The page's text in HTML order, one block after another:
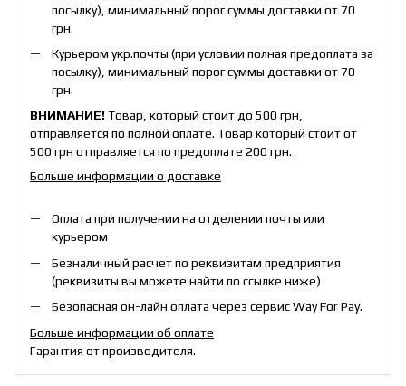
посылку), минимальный порог суммы доставки от 70
грн.
Курьером укр.почты (при условии полная предоплата за
посылку), минимальный порог суммы доставки от 70
грн.
ВНИМАНИЕ!Товар, который стоит до 500 грн,
отправляется по полной оплате. Товар который стоит от
500 грн отправляется по предоплате 200 грн.
Больше информации о доставке
Оплата при получении на отделении почты или
курьером
Безналичный расчет по реквизитам предприятия
(реквизиты вы можете найти по ссылке ниже)
Безопасная он-лайн оплата через сервис Way For Pay.
Больше информации об оплате
Гарантия от производителя.